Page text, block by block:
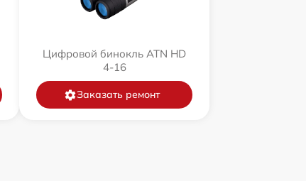
Цифровой бинокль ATN HD
4-16
Заказать ремонт